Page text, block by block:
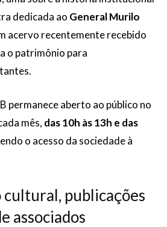
dedicada ao General Murilo
acervo recentemente recebido
o patrimônio para
permanece aberto ao público no
mês, das 10h às 13h e das
o acesso da sociedade à
cultural, publicações
associados